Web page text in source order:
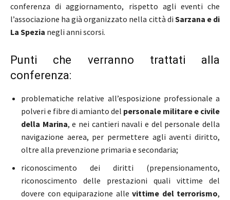
conferenza di aggiornamento, rispetto agli eventi che
l’associazione ha già organizzato nella città di Sarzana e di
La Spezia negli anni scorsi.
Punti che verranno trattati alla
conferenza:
problematiche relative all’esposizione professionale a
polveri e fibre di amianto del personale militare e civile
della Marina, e nei cantieri navali e del personale della
navigazione aerea, per permettere agli aventi diritto,
oltre alla prevenzione primaria e secondaria;
riconoscimento dei diritti (prepensionamento,
riconoscimento delle prestazioni quali vittime del
dovere con equiparazione alle vittime del terrorismo,